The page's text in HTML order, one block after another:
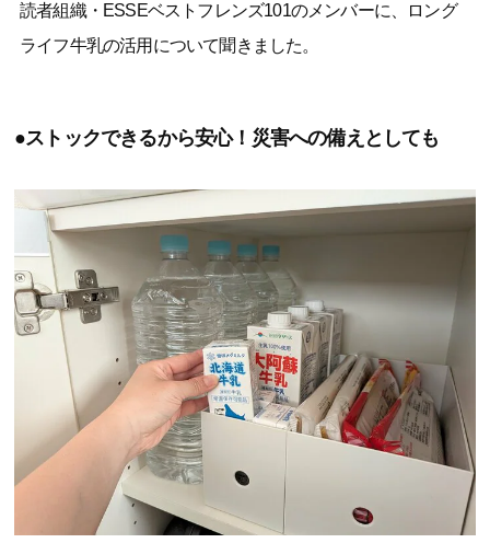
読者組織・ESSEベストフレンズ101のメンバーに、ロング
ライフ牛乳の活用について聞きました。
●ストックできるから安心！災害への備えとしても